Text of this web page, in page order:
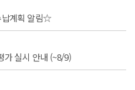
납계획 알림☆
가 실시 안내 (~8/9)